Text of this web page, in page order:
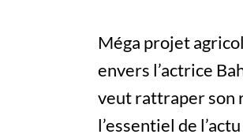
Méga projet
envers l’actrice
veut rattraper son
l’essentiel de